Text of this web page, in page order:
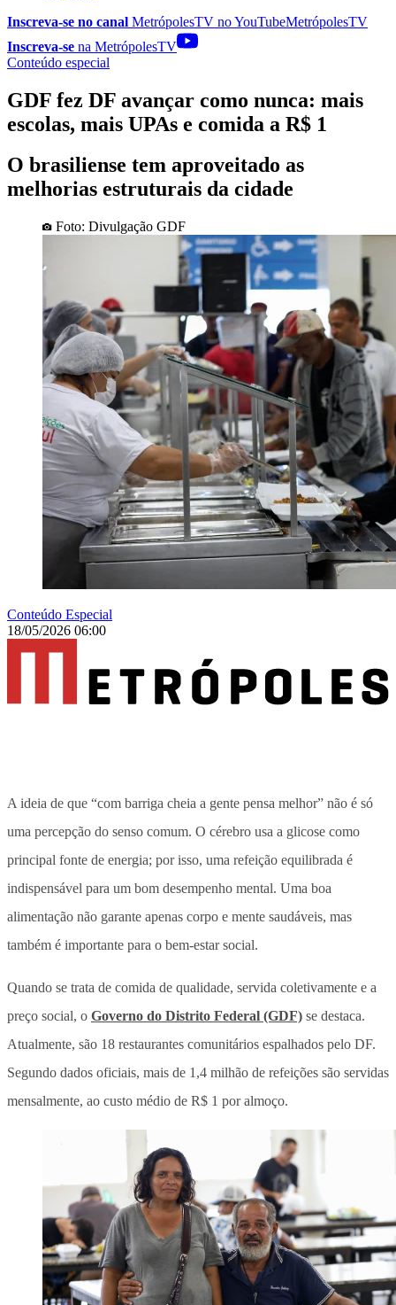
Inscreva-se no canal MetrópolesTV noYouTubeMetrópolesTV
Inscreva-se na MetrópolesTV
Conteúdo especial
GDF fez DF avançar como nunca: mais
escolas, mais UPAs e comida a R$ 1
O brasiliense tem aproveitado as
melhorias estruturais da cidade
Foto: Divulgação GDF
Conteúdo Especial
18/05/2026 06:00
A ideia de que “com barriga cheia a gente pensa melhor” não é só
uma percepção do senso comum. O cérebro usa a glicose como
principal fonte de energia; por isso, uma refeição equilibrada é
indispensável para um bom desempenho mental. Uma boa
alimentação não garante apenas corpo e mente saudáveis, mas
também é importante para o bem-estar social.
Quando se trata de comida de qualidade, servida coletivamente e a
preço social, o Governo do Distrito Federal (GDF) se destaca.
Atualmente, são 18 restaurantes comunitários espalhados pelo DF.
Segundo dados oficiais, mais de 1,4 milhão de refeições são servidas
mensalmente, ao custo médio de R$ 1 por almoço.